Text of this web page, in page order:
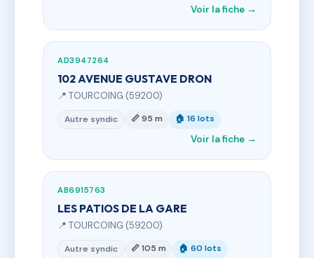
Voir la fiche →
AD3947264
102 AVENUE GUSTAVE DRON
📍 TOURCOING (59200)
Autre syndic 📏 95 m 🏠 16 lots
Voir la fiche →
AB6915763
LES PATIOS DE LA GARE
📍 TOURCOING (59200)
Autre syndic 📏 105 m 🏠 60 lots